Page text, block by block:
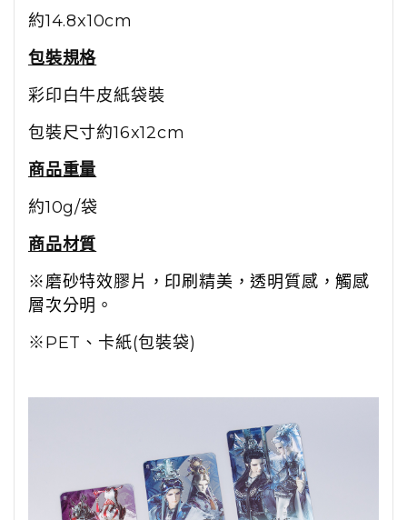
約14.8x10cm
包裝規格
彩印白牛皮紙袋裝
包裝尺寸約16x12cm
商品重量
約10g/袋
商品材質
※磨砂特效膠片，印刷精美，透明質感，觸感
層次分明。
※PET、卡紙(包裝袋)